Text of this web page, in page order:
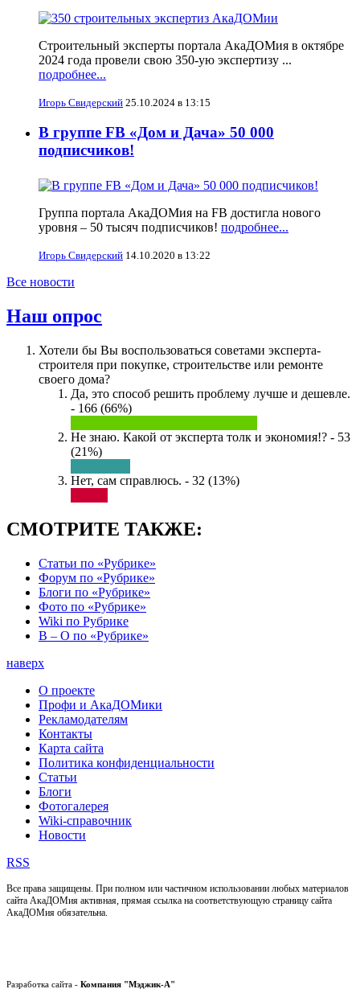
Строительный эксперты портала АкаДОМия в октябре
2024 года провели свою 350-ую экспертизу ...
подробнее...
Игорь Свидерский 25.10.2024 в 13:15
В группе FB «Дом и Дача» 50 000
подписчиков!
Группа портала АкаДОМия на FB достигла нового
уровня – 50 тысяч подписчиков! подробнее...
Игорь Свидерский 14.10.2020 в 13:22
Все новости
Наш опрос
Хотели бы Вы воспользоваться советами эксперта-
строителя при покупке, строительстве или ремонте
своего дома?
Да, это способ решить проблему лучше и дешевле.
- 166 (66%)
Не знаю. Какой от эксперта толк и экономия!? - 53
(21%)
Нет, сам справлюсь. - 32 (13%)
СМОТРИТЕ ТАКЖЕ:
Статьи по «Рубрике»
Форум по «Рубрике»
Блоги по «Рубрике»
Фото по «Рубрике»
Wiki по Рубрике
В – О по «Рубрике»
наверх
О проекте
Профи и АкаДОМики
Рекламодателям
Контакты
Карта сайта
Политика конфиденциальности
Статьи
Блоги
Фотогалерея
Wiki-справочник
Новости
RSS
Все права защищены. При полном или частичном использовании любых материалов
сайта АкаДОМия активная, прямая ссылка на соответствующую страницу сайта
АкаДОМия обязательна.
Разработка сайта - Компания "Мэджик-А"